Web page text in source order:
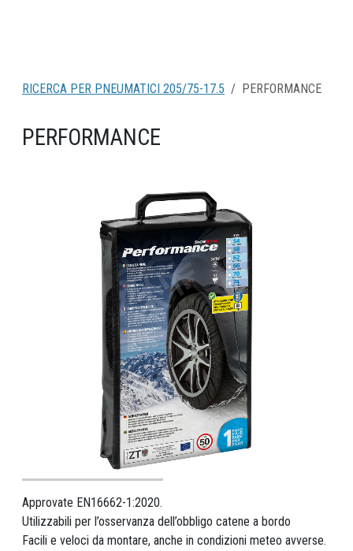
RICERCA PER PNEUMATICI 205/75-17.5 PERFORMANCE
PERFORMANCE
Approvate EN16662-1:2020.
Utilizzabili per l’osservanza dell’obbligo catene a bordo
Facili e veloci da montare, anche in condizioni meteo avverse.